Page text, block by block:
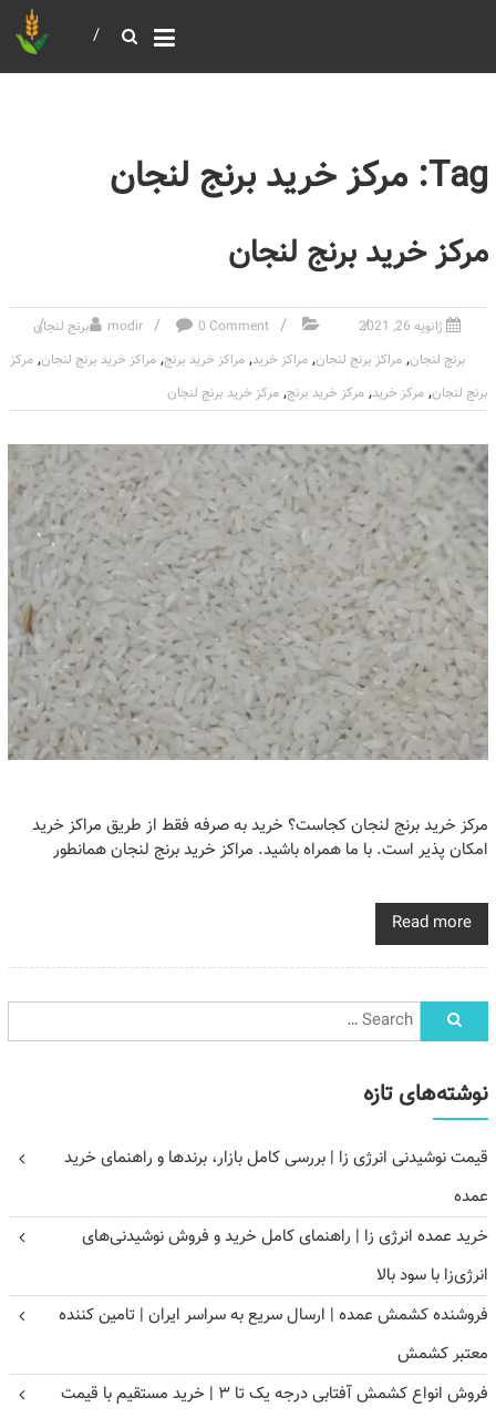
Tag: مرکز خرید برنج لنجان
مرکز خرید برنج لنجان
ژانویه 26, 2021 modir 0 Comment
برنج لنجان
برنج لنجان, مراکز برنج لنجان, مراکز خرید, مراکز خرید برنج, مراکز خرید برنج لنجان, مرکز
برنج لنجان, مرکز خرید, مرکز خرید برنج, مرکز خرید برنج لنجان
مرکز خرید برنج لنجان کجاست؟ خرید به صرفه فقط از طریق مراکز خرید
امکان پذیر است. با ما همراه باشید. مراکز خرید برنج لنجان همانطور
Read more
نوشته‌های تازه
قیمت نوشیدنی انرژی زا | بررسی کامل بازار، برندها و راهنمای خرید
عمده
خرید عمده انرژی زا | راهنمای کامل خرید و فروش نوشیدنی‌های
انرژی‌زا با سود بالا
فروشنده کشمش عمده | ارسال سریع به سراسر ایران | تامین کننده
معتبر کشمش
فروش انواع کشمش آفتابی درجه یک تا ۳ | خرید مستقیم با قیمت